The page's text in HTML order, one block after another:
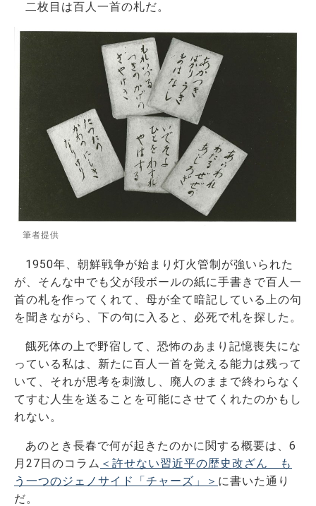
二枚目は百人一首の札だ。
筆者提供
1950年、朝鮮戦争が始まり灯火管制が強いられた
が、そんな中でも父が段ボールの紙に手書きで百人一
首の札を作ってくれて、母が全て暗記している上の句
を聞きながら、下の句に入ると、必死で札を探した。
餓死体の上で野宿して、恐怖のあまり記憶喪失にな
っている私は、新たに百人一首を覚える能力は残って
いて、それが思考を刺激し、廃人のままで終わらなく
てすむ人生を送ることを可能にさせてくれたのかもし
れない。
あのとき長春で何が起きたのかに関する概要は、6
月27日のコラム ＜許せない習近平の歴史改ざん＿も
う一つのジェノサイド「チャーズ」＞ に書いた通り
だ。